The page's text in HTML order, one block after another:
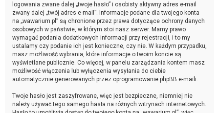
logowania zwane dalej „twoje hasło” i osobisty aktywny adres e-mail
zwany dalej „twój adres e-mail”. Informacje podane dla twojego konta
na „wawarium.pl” są chronione przez prawa dotyczące ochrony danych
osobowych w państwie, w którym stoi nasz serwer. Mamy prawo
wymagać podania dodatkowych informacji przy rejestracji, i to my
ustalamy czy podanie ich jest konieczne, czy nie. W każdym przypadku,
masz możliwość wybrania, które informacje o twoim koncie są
wyświetlane publicznie. Co więcej, w panelu zarządzania kontem masz
możliwość włączenia lub wyłączenia wysyłania do ciebie
automatycznie generowanych przez oprogramowanie phpBB e-maili.
Twoje hasło jest zaszyfrowane, więc jest bezpieczne, niemniej nie
należy używać tego samego hasła na różnych witrynach internetowych.